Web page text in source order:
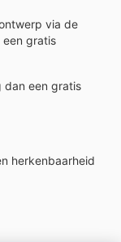
via de
gratis
dan een gratis
herkenbaarheid